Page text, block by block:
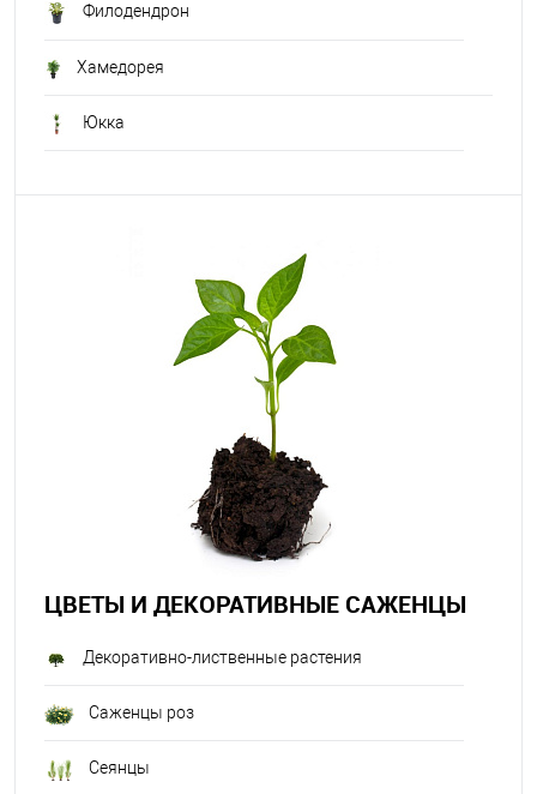
Филодендрон
Хамедорея
Юкка
ЦВЕТЫ И ДЕКОРАТИВНЫЕ САЖЕНЦЫ
Декоративно-лиственные растения
Саженцы роз
Сеянцы